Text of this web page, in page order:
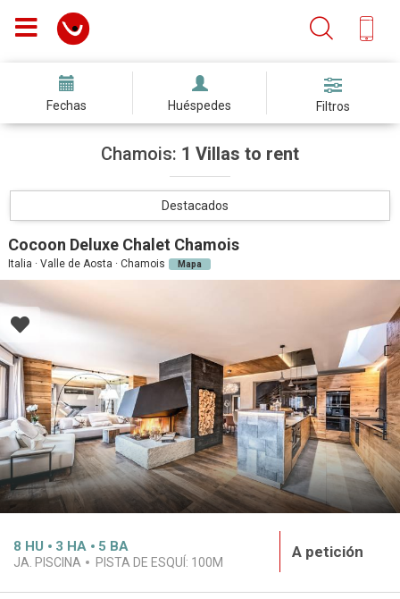
Fechas Huéspedes Filtros
Chamois: 1 Villas to rent
Destacados
Cocoon Deluxe Chalet Chamois
Italia · Valle de Aosta · Chamois Mapa
8 HU 3 HA 5 BA
JA. PISCINA PISTA DE ESQUÍ: 100M
A petición